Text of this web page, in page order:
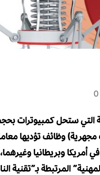
0
التي ستحل كمبيوترات
مجهرية) وظائف تؤديها
أمريكا وبريطانيا
المرتبطة بـ”تقنية